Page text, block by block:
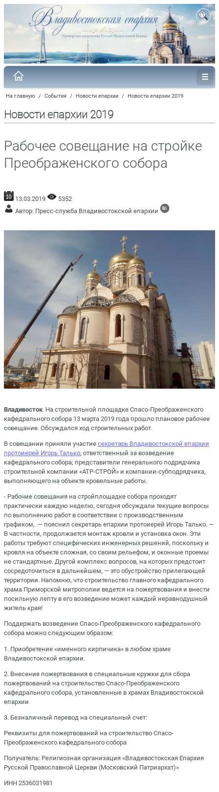
На главную / События / Новости епархии / Новости епархии 2019
Новости епархии 2019
Рабочее совещание на стройке
Преображенского собора
13.03.2019
5352
Автор: Пресс-служба Владивостокской епархии
Владивосток. На строительной площадке Спасо-Преображенского
кафедрального собора 13 марта 2019 года прошло плановое рабочее
совещание. Обсуждался ход строительных работ.
В совещании приняли участие секретарь Владивостокской епархии
протоиерей Игорь Талько, ответственный за возведение
кафедрального собора; представители генерального подрядчика
строительной компании «АТР-СТРОЙ» и компании-субподрядчика,
выполняющего на объекте кровельные работы.
- Рабочие совещания на стройплощадке собора проходят
практически каждую неделю, сегодня обсуждали текущие вопросы
по выполнению работ в соответствии с производственным
графиком, — пояснил секретарь епархии протоиерей Игорь Талько. —
В частности, продолжается монтаж кровли и установка окон. Эти
работы требуют специфических инженерных решений, поскольку и
кровля на объекте сложная, со своим рельефом, и оконные проемы
не стандартные. Другой комплекс вопросов, на которых предстоит
сосредоточиться в дальнейшем, — это обустройство прилегающей
территории. Напомню, что строительство главного кафедрального
храма Приморской митрополии ведется на пожертвования и внести
посильную лепту в его возведение может каждый неравнодушный
житель края!
Поддержать возведение Спасо-Преображенского кафедрального
собора можно следующим образом:
1. Приобретение «именного кирпичика» в любом храме
Владивостокской епархии.
2. Внесение пожертвования в специальные кружки для сбора
пожертвований на строительство Спасо-Преображенского
кафедрального собора, установленные в храмах Владивостокской
епархии
3. Безналичный перевод на специальный счет:
Реквизиты для пожертвований на строительство Спасо-
Преображенского кафедрального собора
Получатель: Религиозная организация «Владивостокская Епархия
Русской Православной Церкви (Московский Патриархат)»
ИНН 2536031981